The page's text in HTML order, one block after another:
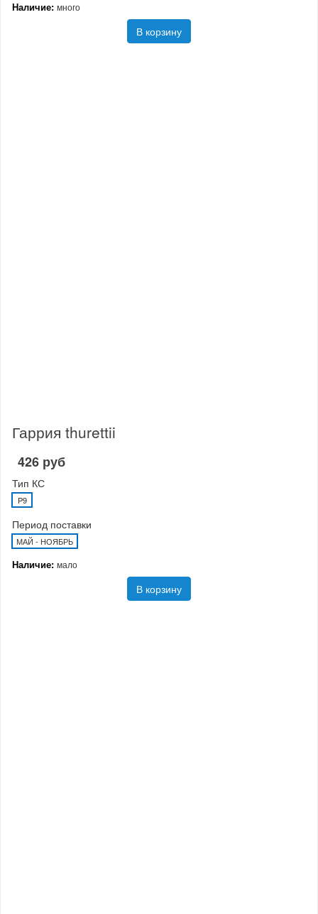
Наличие: много
В корзину
Гаррия thurettii
426 руб
Тип КС
P9
Период поставки
МАЙ - НОЯБРЬ
Наличие: мало
В корзину